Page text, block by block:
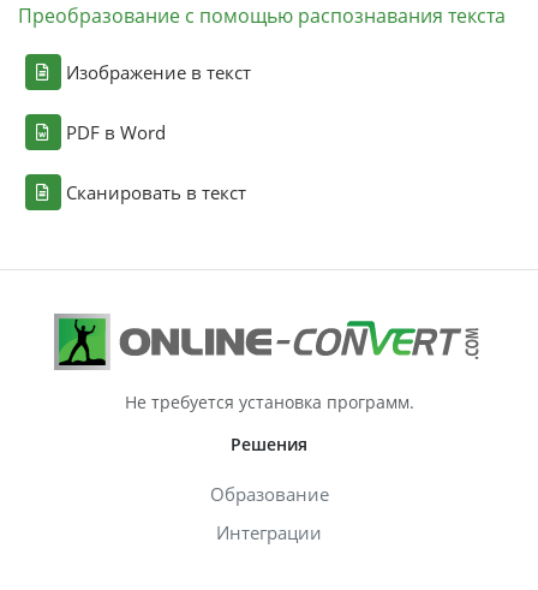
Преобразование с помощью распознавания текста
Изображение в текст
PDF в Word
Сканировать в текст
Не требуется установка программ.
Решения
Образование
Интеграции